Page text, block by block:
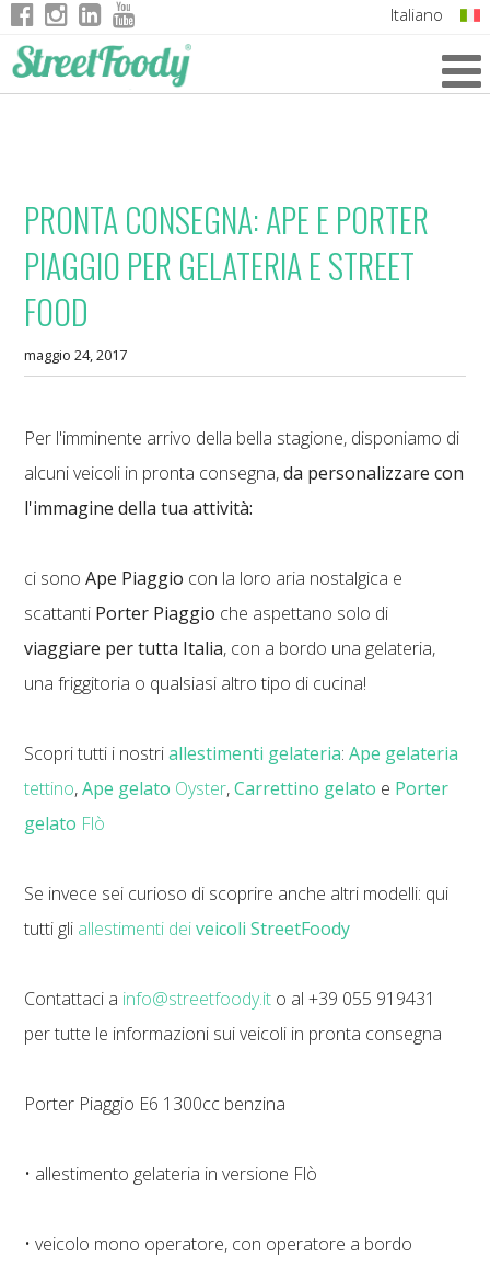
Italiano
PRONTA CONSEGNA: APE E PORTER
PIAGGIO PER GELATERIA E STREET
FOOD
maggio 24, 2017
Per l'imminente arrivo della bella stagione, disponiamo di
alcuni veicoli in pronta consegna,da personalizzare con
l'immagine della tua attività:
ci sonoApe Piaggio con la loro aria nostalgica e
scattanti Porter Piaggio che aspettano solo di
viaggiare per tutta Italia, con a bordo una gelateria,
una friggitoria o qualsiasi altro tipo di cucina!
Scopri tutti i nostriallestimenti gelateria:Ape gelateria
tettino,Ape gelato Oyster, Carrettino gelato e Porter
gelato Flò
Se invece sei curioso di scoprire anche altri modelli: qui
tutti gli allestimenti deiveicoli StreetFoody
Contattaci a info@streetfoody.it o al +39 055 919431
per tutte le informazioni sui veicoli in pronta consegna
Porter Piaggio E6 1300cc benzina
• allestimento gelateria in versione Flò
• veicolo mono operatore, con operatore a bordo